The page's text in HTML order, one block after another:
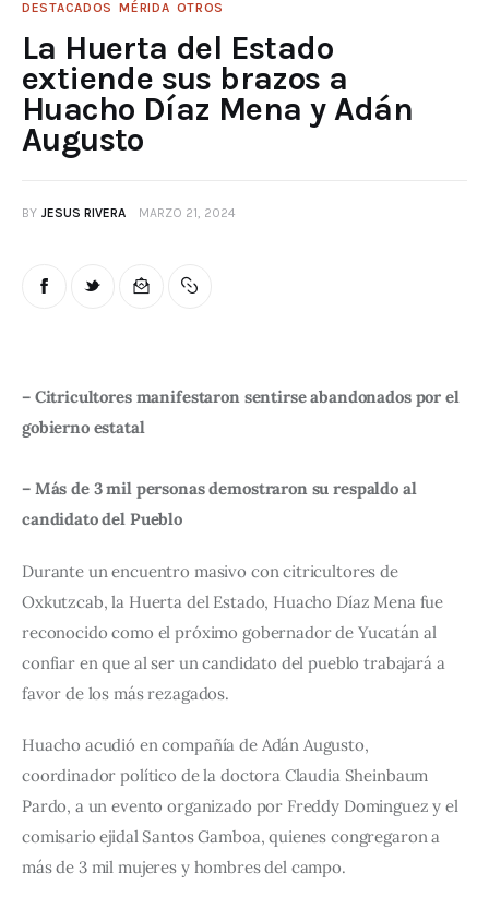
DESTACADOS MÉRIDA OTROS
La Huerta del Estado
extiende sus brazos a
Huacho Díaz Mena y Adán
Augusto
BY JESUS RIVERA MARZO 21, 2024
– Citricultores manifestaron sentirse abandonados por el
gobierno estatal
– Más de 3 mil personas demostraron su respaldo al
candidato del Pueblo
Durante un encuentro masivo con citricultores de
Oxkutzcab, la Huerta del Estado, Huacho Díaz Mena fue
reconocido como el próximo gobernador de Yucatán al
confiar en que al ser un candidato del pueblo trabajará a
favor de los más rezagados.
Huacho acudió en compañía de Adán Augusto,
coordinador político de la doctora Claudia Sheinbaum
Pardo, a un evento organizado por Freddy Dominguez y el
comisario ejidal Santos Gamboa, quienes congregaron a
más de 3 mil mujeres y hombres del campo.